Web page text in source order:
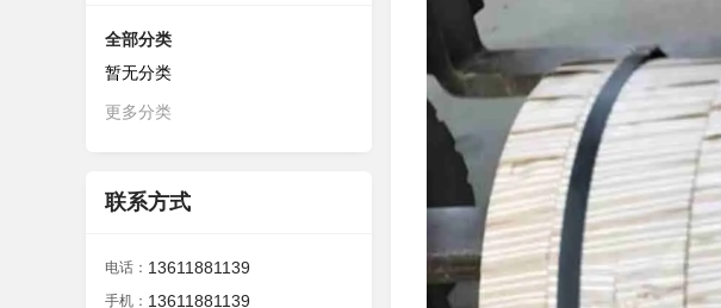
全部分类
暂无分类
更多分类
联系方式
电话： 13611881139
手机： 13611881139